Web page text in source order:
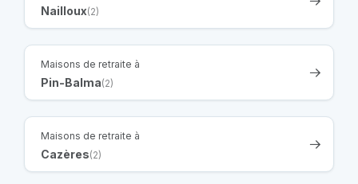
Nailloux(2)
Maisons de retraite à
Pin-Balma(2)
Maisons de retraite à
Cazères(2)